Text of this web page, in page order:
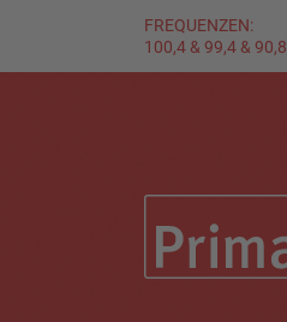
FREQUENZEN:
100,4 & 99,4 & 90,8